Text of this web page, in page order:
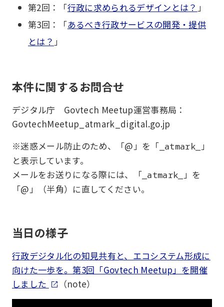
第2回：「行政に求められるデザインとは？ 」
第3回：「あるべき行政サービスの開発・提供
とは？ 」
本件に関するお問合せ
デジタル庁 Govtech Meetup運営事務局：
GovtechMeetup_atmark_digital.go.jp
※迷惑メール防止のため、「@」を「 _atmark_
」
と表示しています。
メールをお送りになる際には、「 _atmark_
」を
「@」（半角）に直してください。
当日の様子
行政デジタル化の知見共有と、エコシステム形成に
向けた一歩を。第3回「Govtech Meetup」を開催
しました
（note）